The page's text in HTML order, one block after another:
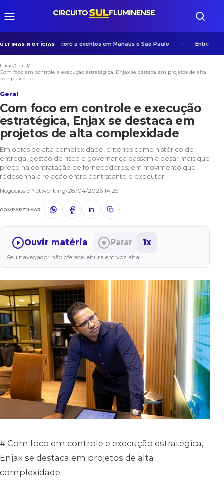
ÚLTIMAS NOTÍCIASde Manicoré a eventos em Manaus e São Paulo Entre
Início/Geral/
Com foco em controle e execução estratégica, Enjax se destaca em projetos de alta
complexidade
Geral
Com foco em controle e execução
estratégica, Enjax se destaca em
projetos de alta complexidade
Em obras de alta complexidade, critérios como histórico de
entrega, gestão de risco e governança passam a pesar mais que
preço na contratação de fornecedores, em movimento que
redesenha a relação entre contratante e executor.
Negócios e Networking•28/04/2026 14:25
COMPARTILHAR
Ouvir matéria Parar 1x
Seu navegador não oferece leitura em voz alta.
# Com foco em controle e execução estratégica,
Enjax se destaca em projetos de alta
complexidade